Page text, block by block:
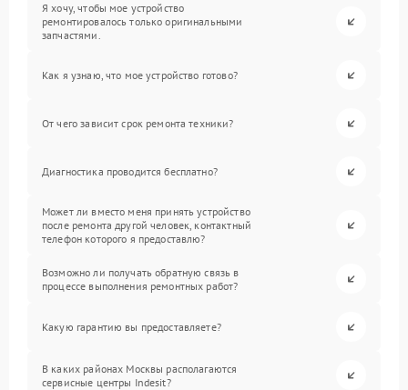
Я хочу, чтобы мое устройство
ремонтировалось только оригинальными
запчастями.
Как я узнаю, что мое устройство готово?
От чего зависит срок ремонта техники?
Диагностика проводится бесплатно?
Может ли вместо меня принять устройство
после ремонта другой человек, контактный
телефон которого я предоставлю?
Возможно ли получать обратную связь в
процессе выполнения ремонтных работ?
Какую гарантию вы предоставляете?
В каких районах Москвы располагаются
сервисные центры Indesit?